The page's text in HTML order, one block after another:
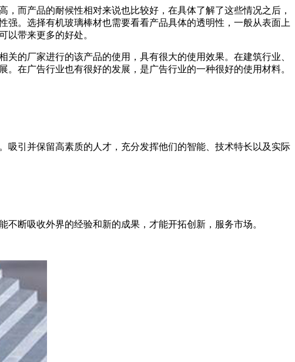
而产品的耐候性相对来说也比较好，在具体了解了这些情况之后，
。选择有机玻璃棒材也需要看看产品具体的透明性，一般从表面上
以带来更多的好处。
的厂家进行的该产品的使用，具有很大的使用效果。在建筑行业、
在广告行业也有很好的发展，是广告行业的一种很好的使用材料。
吸引并保留高素质的人才，充分发挥他们的智能、技术特长以及实际
断吸收外界的经验和新的成果，才能开拓创新，服务市场。